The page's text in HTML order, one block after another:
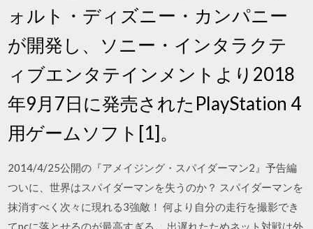
ォルト・ディズニー・カンパニー
が開発し、ソニー・インタラクテ
ィブエンタテインメントより2018
年9月7日に発売されたPlayStation 4
用ゲームソフト[1]。
2014/4/25公開の『アメイジング・スパイダーマン2』予告編
ついに、世界はスパイダーマンを失うのか？ スパイダーマンを
抹消すべく次々に現れる3強敵！ 何より自分の走行を撮影でき
てpcに落とせるのが最高すぎる。 出遅れたためネット対戦は外